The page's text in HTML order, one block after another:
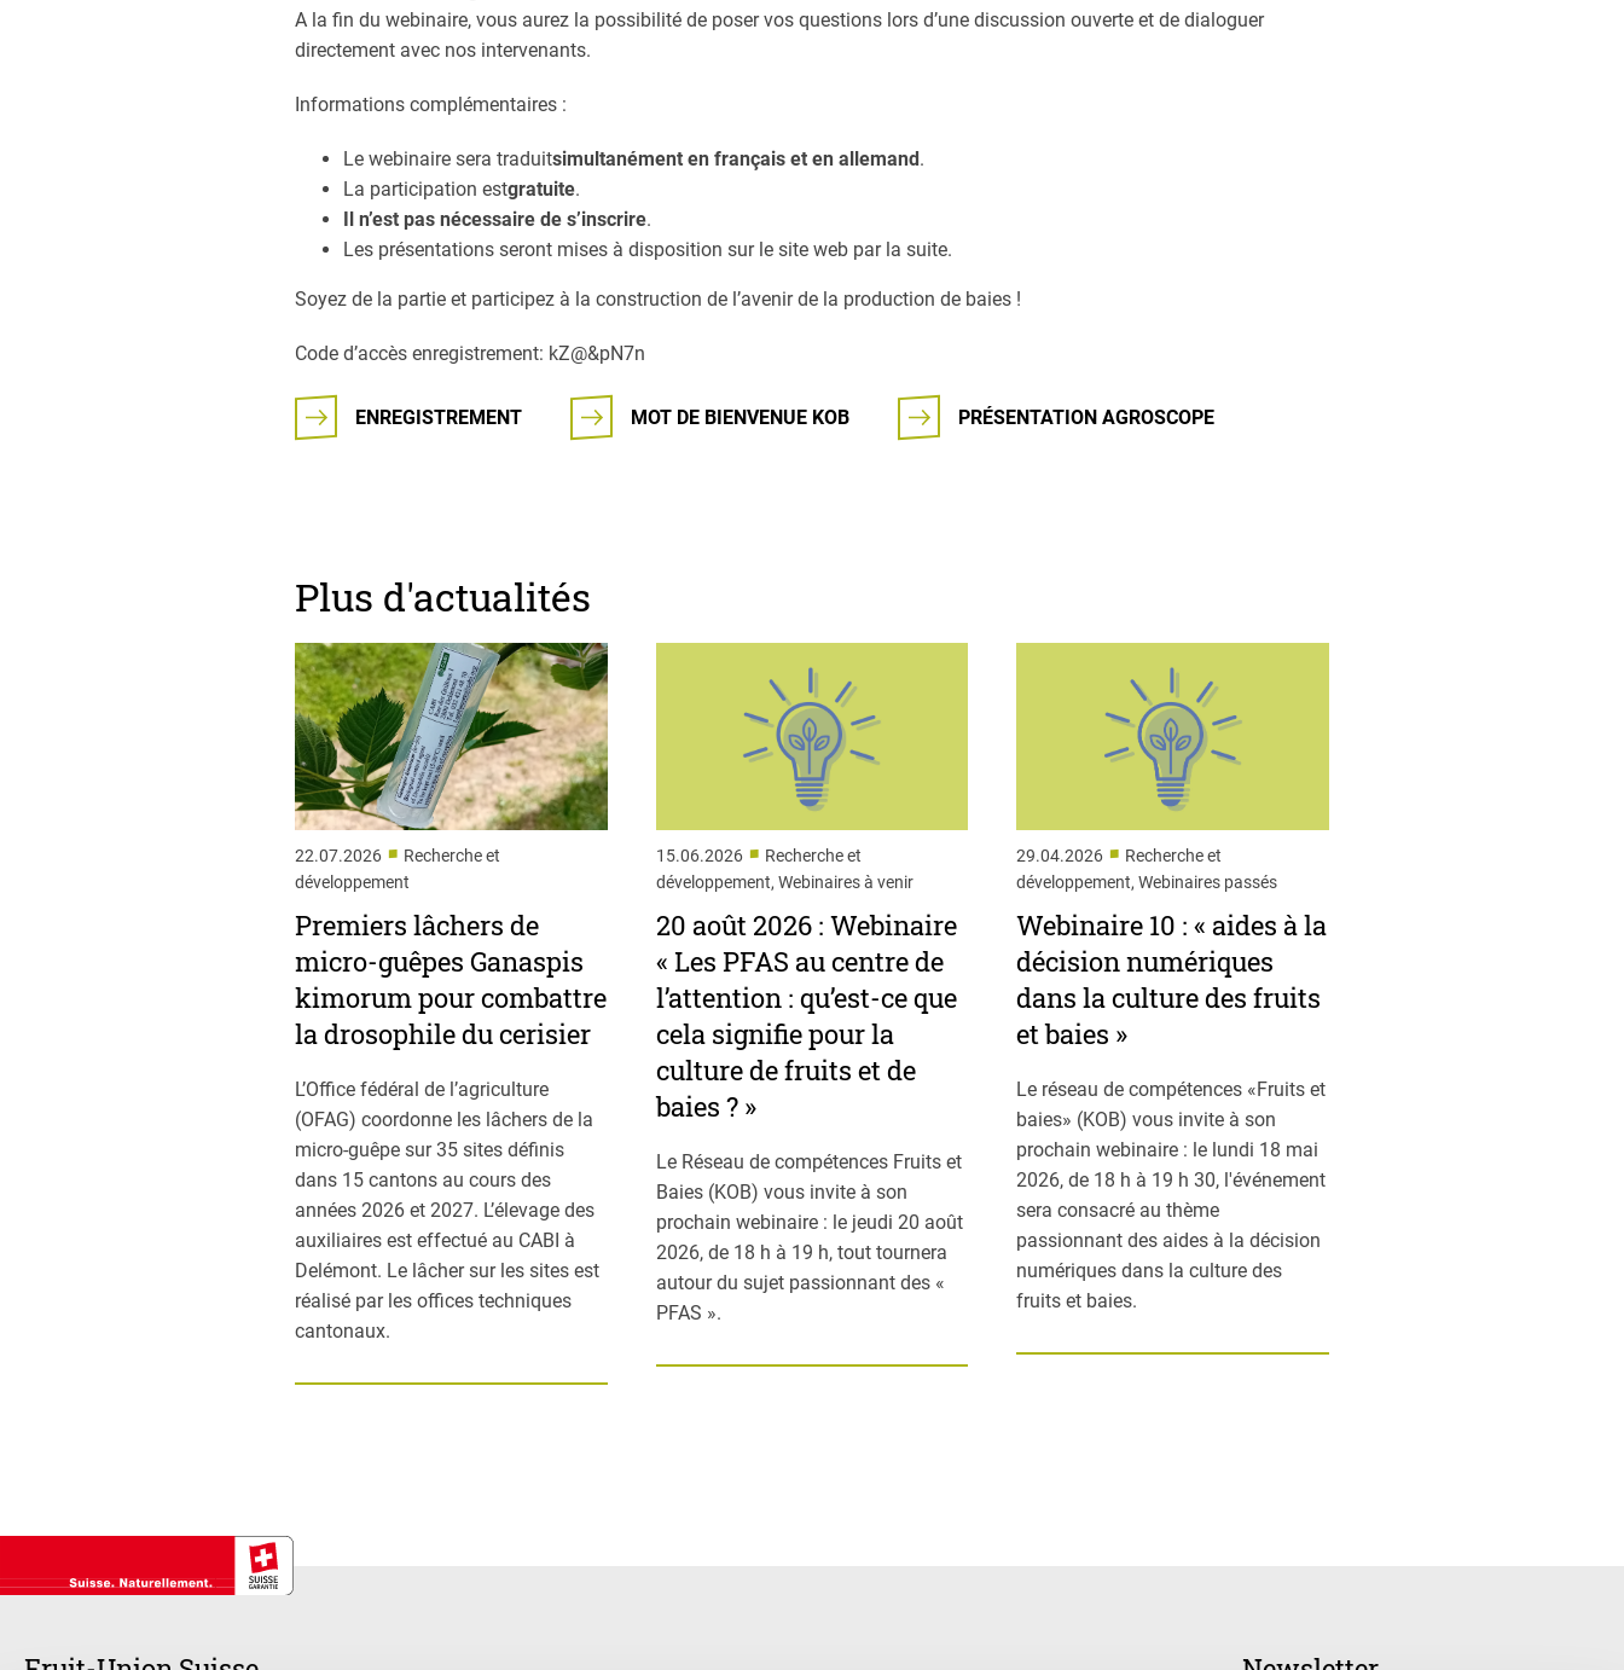
A la fin du webinaire, vous aurez la possibilité de poser vos questions lors d’une discussion ouverte et de dialoguer
directement avec nos intervenants.
Informations complémentaires :
Le webinaire sera traduitsimultanément en français et en allemand.
La participation estgratuite.
Il n’est pas nécessaire de s’inscrire.
Les présentations seront mises à disposition sur le site web par la suite.
Soyez de la partie et participez à la construction de l’avenir de la production de baies !
Code d’accès enregistrement: kZ@&pN7n
ENREGISTREMENT MOT DE BIENVENUE KOB PRÉSENTATION AGROSCOPE
Plus d'actualités
22.07.2026 ■ Recherche et
développement
Premiers lâchers de
micro-guêpes Ganaspis
kimorum pour combattre
la drosophile du cerisier
L’Office fédéral de l’agriculture
(OFAG) coordonne les lâchers de la
micro-guêpe sur 35 sites définis
dans 15 cantons au cours des
années 2026 et 2027. L’élevage des
auxiliaires est effectué au CABI à
Delémont. Le lâcher sur les sites est
réalisé par les offices techniques
cantonaux.
15.06.2026 ■ Recherche et
développement, Webinaires à venir
20 août 2026 : Webinaire
« Les PFAS au centre de
l’attention : qu’est-ce que
cela signifie pour la
culture de fruits et de
baies ? »
Le Réseau de compétences Fruits et
Baies (KOB) vous invite à son
prochain webinaire : le jeudi 20 août
2026, de 18 h à 19 h, tout tournera
autour du sujet passionnant des «
PFAS ».
29.04.2026 ■ Recherche et
développement, Webinaires passés
Webinaire 10 : « aides à la
décision numériques
dans la culture des fruits
et baies »
Le réseau de compétences «Fruits et
baies» (KOB) vous invite à son
prochain webinaire : le lundi 18 mai
2026, de 18 h à 19 h 30, l'événement
sera consacré au thème
passionnant des aides à la décision
numériques dans la culture des
fruits et baies.